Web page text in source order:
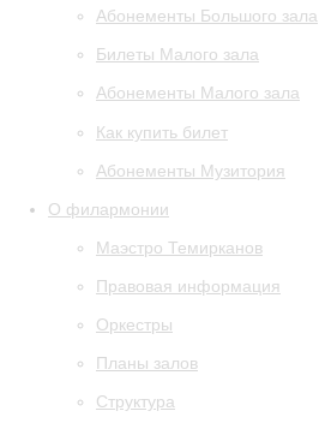
Абонементы Большого зала
Билеты Малого зала
Абонементы Малого зала
Как купить билет
Абонементы Музитория
О филармонии
Маэстро Темирканов
Правовая информация
Оркестры
Планы залов
Структура